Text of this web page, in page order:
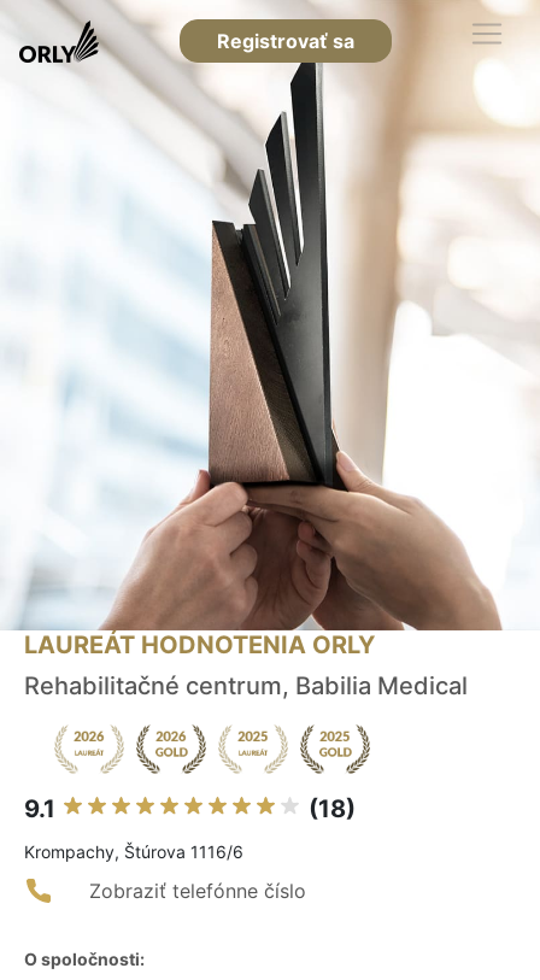
Registrovať sa
LAUREÁT HODNOTENIA ORLY
Rehabilitačné centrum, Babilia Medical
9.1 (18)
Krompachy, Štúrova 1116/6
Zobraziť telefónne číslo
O spoločnosti: